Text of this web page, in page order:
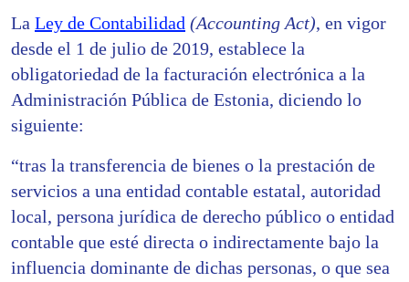
La Ley de Contabilidad (Accounting Act), en vigor
desde el 1 de julio de 2019, establece la
obligatoriedad de la facturación electrónica a la
Administración Pública de Estonia, diciendo lo
siguiente:
“tras la transferencia de bienes o la prestación de
servicios a una entidad contable estatal, autoridad
local, persona jurídica de derecho público o entidad
contable que esté directa o indirectamente bajo la
influencia dominante de dichas personas, o que sea